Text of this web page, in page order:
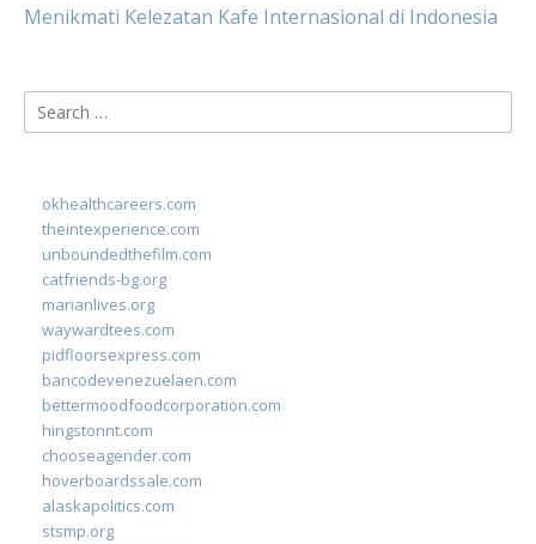
Menikmati Kelezatan Kafe Internasional di Indonesia
Search
for:
okhealthcareers.com
theintexperience.com
unboundedthefilm.com
catfriends-bg.org
marianlives.org
waywardtees.com
pidfloorsexpress.com
bancodevenezuelaen.com
bettermoodfoodcorporation.com
hingstonnt.com
chooseagender.com
hoverboardssale.com
alaskapolitics.com
stsmp.org